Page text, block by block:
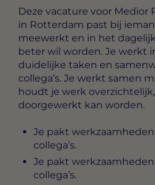
Deze vacature voor Medior
in Rotterdam past bij
meewerkt en in het
beter wil worden. Je werkt
duidelijke taken en
collega’s. Je werkt samen
houdt je werk
doorgewerkt kan worden.
Je pakt
collega’s.
Je pakt
collega’s.